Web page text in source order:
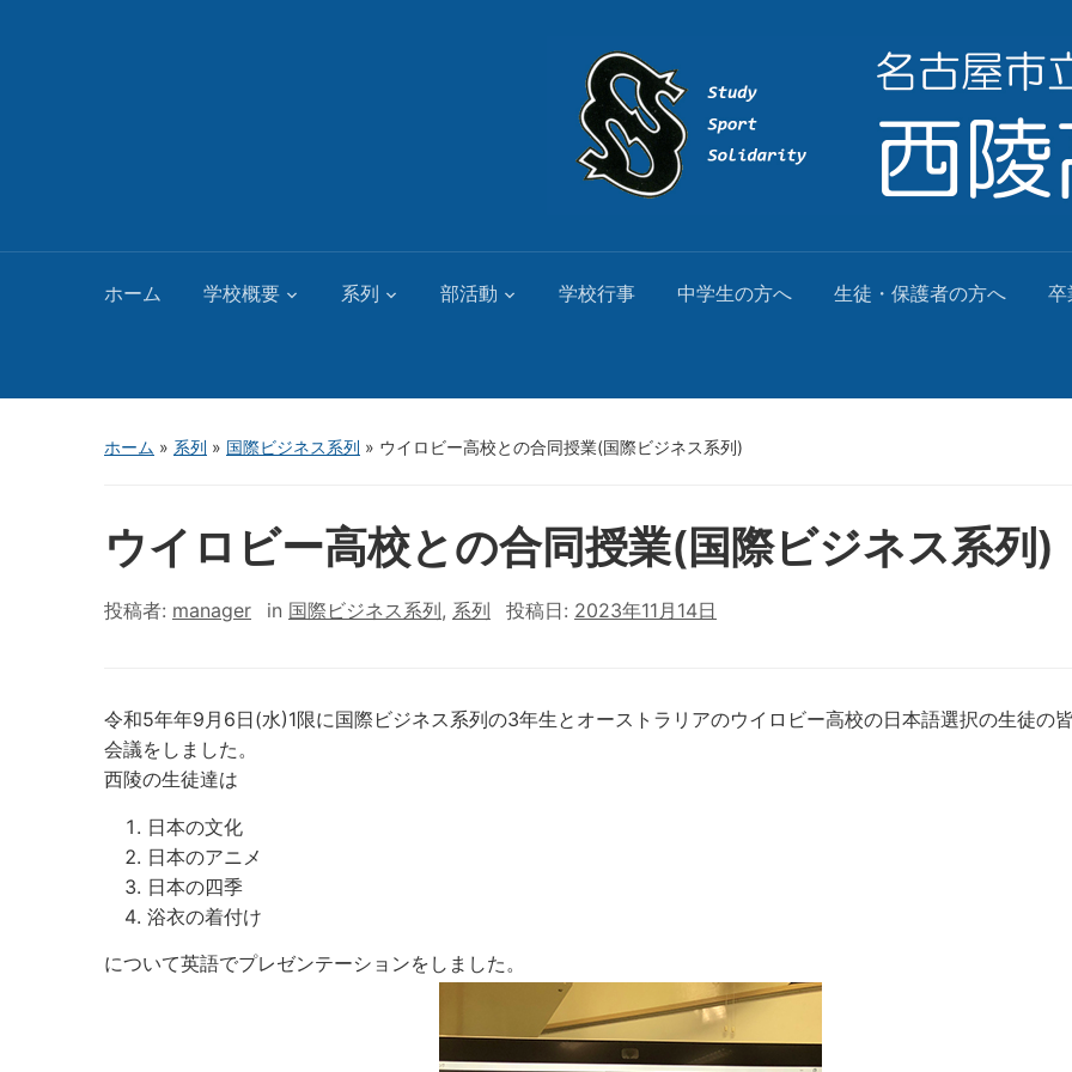
ホーム 学校概要 系列 部活動 学校行事 中学生の方へ 生徒・保護者の方へ 卒
ホーム » 系列 » 国際ビジネス系列 » ウイロビー高校との合同授業(国際ビジネス系列)
ウイロビー高校との合同授業(国際ビジネス系列)
投稿者: manager in 国際ビジネス系列, 系列 投稿日: 2023年11月14日
令和5年年9月6日(水)1限に国際ビジネス系列の3年生とオーストラリアのウイロビー高校の日本語選択の生徒の
会議をしました。
西陵の生徒達は
日本の文化
日本のアニメ
日本の四季
浴衣の着付け
について英語でプレゼンテーションをしました。